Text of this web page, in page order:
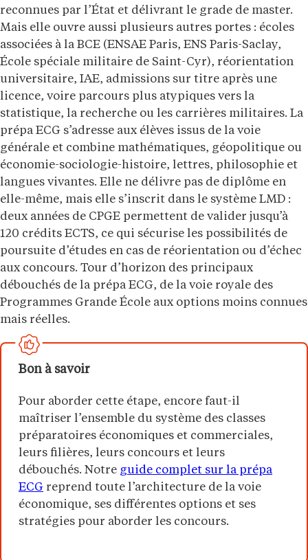
reconnues par l’État et délivrant le grade de master.
Mais elle ouvre aussi plusieurs autres portes : écoles
associées à la BCE (ENSAE Paris, ENS Paris-Saclay,
École spéciale militaire de Saint-Cyr), réorientation
universitaire, IAE, admissions sur titre après une
licence, voire parcours plus atypiques vers la
statistique, la recherche ou les carrières militaires. La
prépa ECG s’adresse aux élèves issus de la voie
générale et combine mathématiques, géopolitique ou
économie-sociologie-histoire, lettres, philosophie et
langues vivantes. Elle ne délivre pas de diplôme en
elle-même, mais elle s’inscrit dans le système LMD :
deux années de CPGE permettent de valider jusqu’à
120 crédits ECTS, ce qui sécurise les possibilités de
poursuite d’études en cas de réorientation ou d’échec
aux concours. Tour d’horizon des principaux
débouchés de la prépa ECG, de la voie royale des
Programmes Grande École aux options moins connues
mais réelles.
Bon à savoir
Pour aborder cette étape, encore faut-il
maîtriser l’ensemble du système des classes
préparatoires économiques et commerciales,
leurs filières, leurs concours et leurs
débouchés. Notre guide complet sur la prépa
ECG reprend toute l’architecture de la voie
économique, ses différentes options et ses
stratégies pour aborder les concours.